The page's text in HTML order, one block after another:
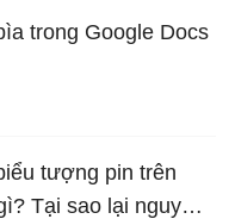
trong Google Docs
tượng pin trên
Tại sao lại nguy